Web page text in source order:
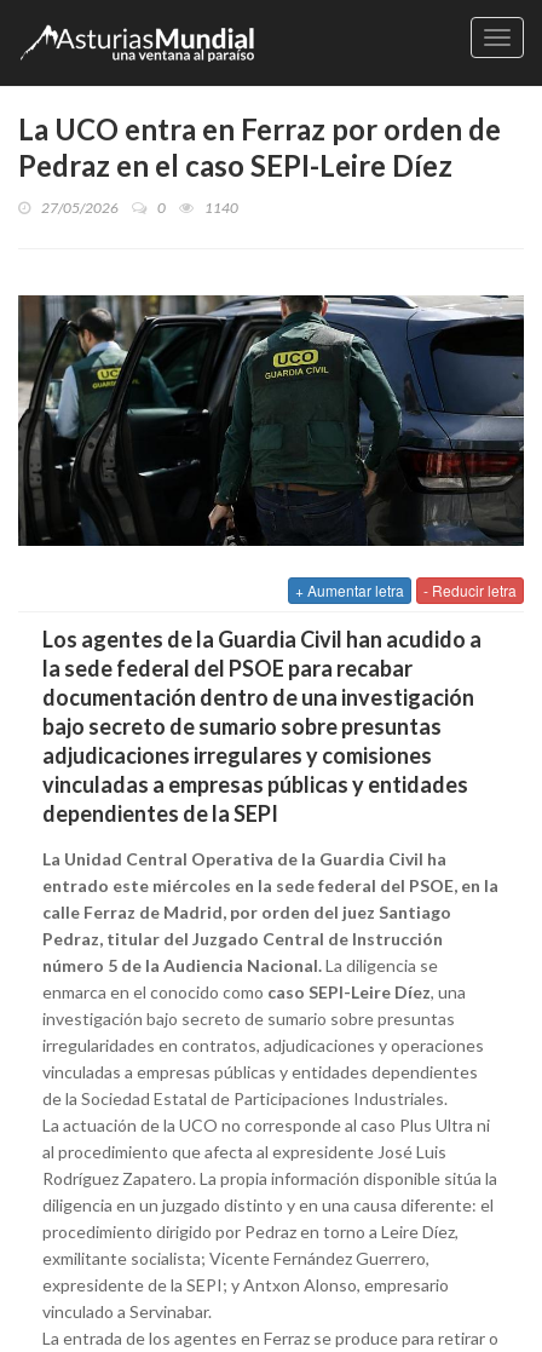
La UCO entra en Ferraz por orden de
Pedraz en el caso SEPI-Leire Díez
27/05/2026 0 1140
+ Aumentar letra - Reducir letra
Los agentes de la Guardia Civil han acudido a
la sede federal del PSOE para recabar
documentación dentro de una investigación
bajo secreto de sumario sobre presuntas
adjudicaciones irregulares y comisiones
vinculadas a empresas públicas y entidades
dependientes de la SEPI
La Unidad Central Operativa de la Guardia Civil ha
entrado este miércoles en la sede federal del PSOE, en la
calle Ferraz de Madrid, por orden del juez Santiago
Pedraz, titular del Juzgado Central de Instrucción
número 5 de la Audiencia Nacional.La diligencia se
enmarca en el conocido como caso SEPI-Leire Díez, una
investigación bajo secreto de sumario sobre presuntas
irregularidades en contratos, adjudicaciones y operaciones
vinculadas a empresas públicas y entidades dependientes
de la Sociedad Estatal de Participaciones Industriales.
La actuación de la UCO no corresponde al caso Plus Ultra ni
al procedimiento que afecta al expresidente José Luis
Rodríguez Zapatero. La propia información disponible sitúa la
diligencia en un juzgado distinto y en una causa diferente: el
procedimiento dirigido por Pedraz en torno a Leire Díez,
exmilitante socialista; Vicente Fernández Guerrero,
expresidente de la SEPI; y Antxon Alonso, empresario
vinculado a Servinabar.
La entrada de los agentes en Ferraz se produce para retirar o